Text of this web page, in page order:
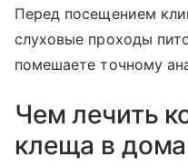
Перед посещением
слуховые проходы
помешаете точному
Чем лечить
клеща в